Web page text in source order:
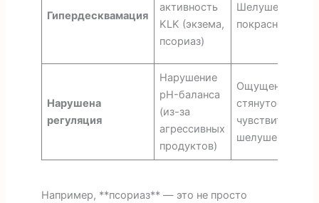
Гипердесквамация
активность
KLK (экзема,
псориаз)
Шелушение,
покраснение,
Нарушена
регуляция
Нарушение
pH-баланса
(из-за
агрессивных
продуктов)
Ощущение
стянутости,
шелушение.
Например, **псориаз** — это не просто